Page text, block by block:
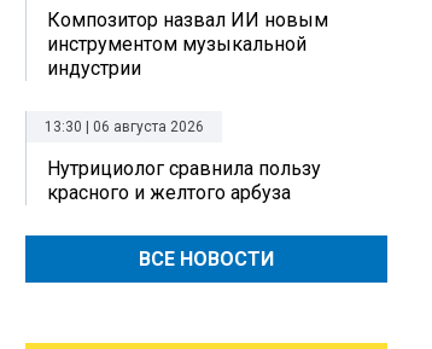
Композитор назвал ИИ новым
инструментом музыкальной
индустрии
13:30 | 06 августа 2026
Нутрициолог сравнила пользу
красного и желтого арбуза
ВСЕ НОВОСТИ